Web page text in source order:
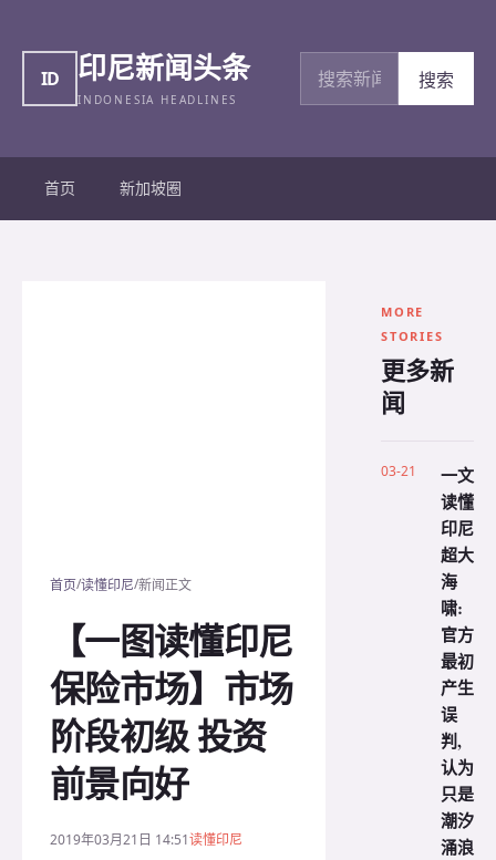
ID 印尼新闻头条
INDONESIA HEADLINES
搜索新闻
搜索
首页 新加坡圈
首页/读懂印尼/新闻正文
【一图读懂印尼
保险市场】市场
阶段初级 投资
前景向好
2019年03月21日 14:51读懂印尼
MORE
STORIES
更多新
闻
03-21
一文
读懂
印尼
超大
海
啸:
官方
最初
产生
误
判,
认为
只是
潮汐
涌浪